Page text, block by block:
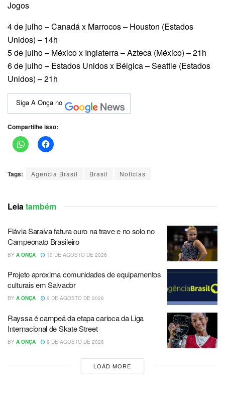
Jogos
4 de julho – Canadá x Marrocos – Houston (Estados
Unidos) – 14h
5 de julho – México x Inglaterra – Azteca (México) – 21h
6 de julho – Estados Unidos x Bélgica – Seattle (Estados
Unidos) – 21h
Siga A Onça no
Compartilhe isso:
Tags: Agencia Brasil Brasil Notícias
Leia também
Flávia Saraiva fatura ouro na trave e no solo no
Campeonato Brasileiro
BY A ONÇA 10 DE AGOSTO DE 2026
Projeto aproxima comunidades de equipamentos
culturais em Salvador
BY A ONÇA 9 DE AGOSTO DE 2026
Rayssa é campeã da etapa carioca da Liga
Internacional de Skate Street
BY A ONÇA 9 DE AGOSTO DE 2026
LOAD MORE